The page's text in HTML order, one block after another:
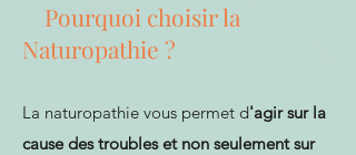
Pourquoi choisir la
Naturopathie ?
La naturopathie vous permet d'agir sur la
cause des troubles et non seulement sur